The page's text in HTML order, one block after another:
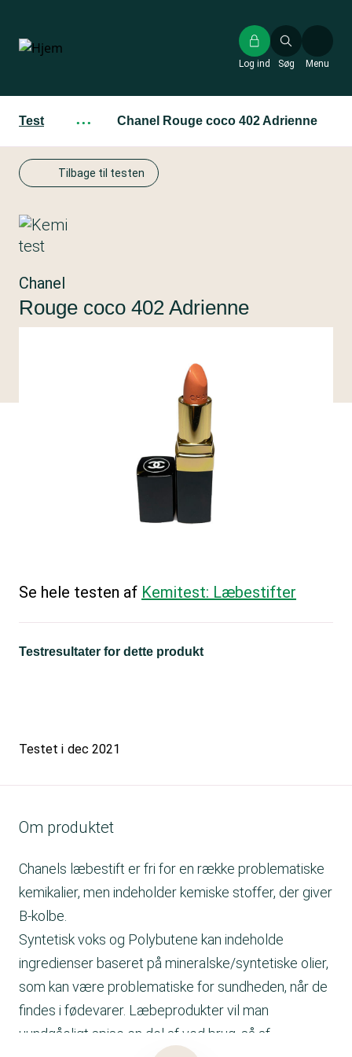
hovedindhold
Søg
Log ind Menu
Test ··· Chanel Rouge coco 402 Adrienne
Tilbage til testen
Chanel
Rouge coco 402 Adrienne
Se hele testen af Kemitest: Læbestifter
Testresultater for dette produkt
Testet i dec 2021
Om produktet
Chanels læbestift er fri for en række problematiske
kemikalier, men indeholder kemiske stoffer, der giver
B-kolbe.
Syntetisk voks og Polybutene kan indeholde
ingredienser baseret på mineralske/syntetiske olier,
som kan være problematiske for sundheden, når de
findes i fødevarer. Læbeprodukter vil man
uundgåeligt spise en del af ved brug, så af